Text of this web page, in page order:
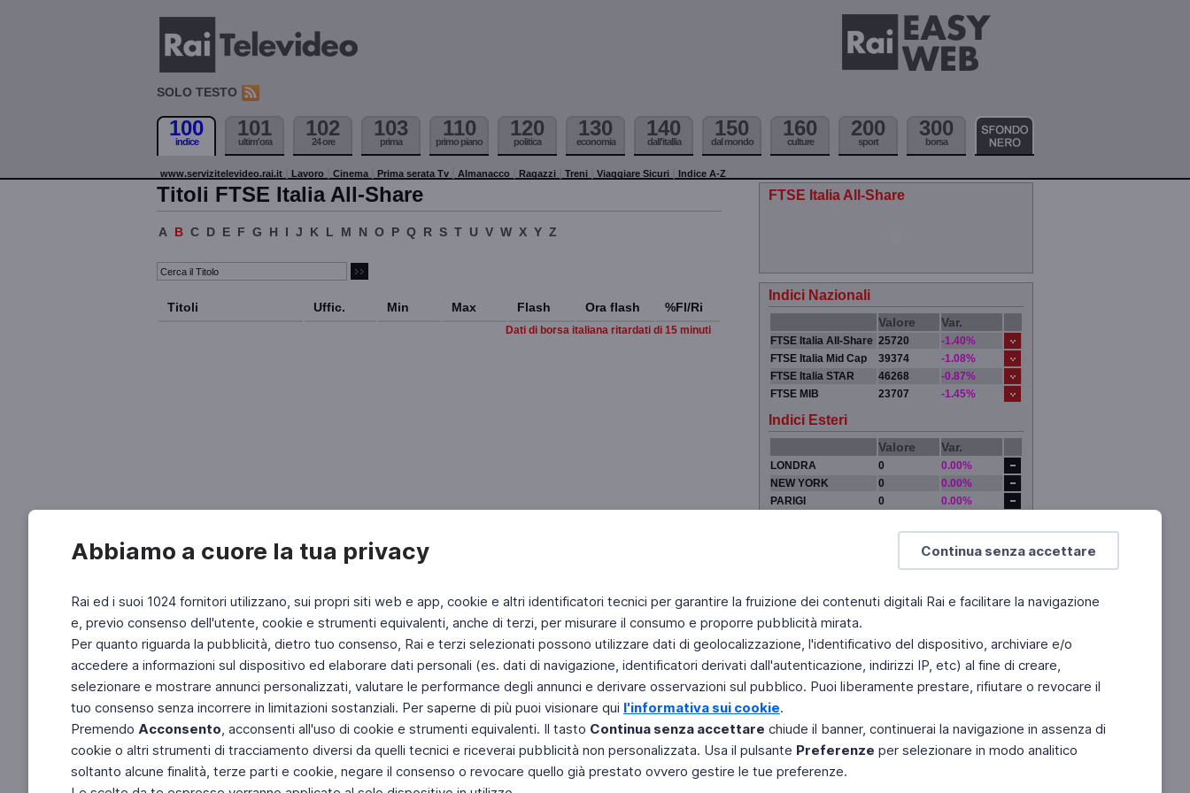
Continua senza accettare
Abbiamo a cuore la tua privacy
Rai ed i suoi 1024 fornitori utilizzano, sui propri siti web e app, cookie e altri identificatori tecnici per garantire la fruizione dei contenuti digitali Rai e facilitare la navigazione
e, previo consenso dell'utente, cookie e strumenti equivalenti, anche di terzi, per misurare il consumo e proporre pubblicità mirata.
Per quanto riguarda la pubblicità, dietro tuo consenso, Rai e terzi selezionati possono utilizzare dati di geolocalizzazione, l'identificativo del dispositivo, archiviare e/o
accedere a informazioni sul dispositivo ed elaborare dati personali (es. dati di navigazione, identificatori derivati dall'autenticazione, indirizzi IP, etc) al fine di creare,
selezionare e mostrare annunci personalizzati, valutare le performance degli annunci e derivare osservazioni sul pubblico. Puoi liberamente prestare, rifiutare o revocare il
tuo consenso senza incorrere in limitazioni sostanziali. Per saperne di più puoi visionare qui l'informativa sui cookie.
Premendo Acconsento, acconsenti all'uso di cookie e strumenti equivalenti. Il tasto Continua senza accettare chiude il banner, continuerai la navigazione in assenza di
cookie o altri strumenti di tracciamento diversi da quelli tecnici e riceverai pubblicità non personalizzata. Usa il pulsante Preferenze per selezionare in modo analitico
soltanto alcune finalità, terze parti e cookie, negare il consenso o revocare quello già prestato ovvero gestire le tue preferenze.
SOLO TESTO
100
indice
101
ultim'ora
102
24 ore
103
prima
110
primo piano
120
politica
130
economia
140
dall'itallia
150
dal mondo
160
culture
200
sport
300
borsa
www.servizitelevideo.rai.it Lavoro Cinema Prima serata Tv Almanacco Ragazzi Treni Viaggiare Sicuri Indice A-Z
Titoli FTSE Italia All-Share
A B C D E F G H I J K L M N O P Q R S T U V W X Y Z
Titoli Uffic. Min Max Flash Ora flash %Fl/Ri
Dati di borsa italiana ritardati di 15 minuti
FTSE Italia All-Share
Indici Nazionali
Valore Var.
FTSE Italia All-Share 25720
-1.40%
FTSE Italia Mid Cap
39374
-1.08%
FTSE Italia STAR
46268
-0.87%
FTSE MIB
23707 -1.45%
Indici Esteri
Valore Var.
LONDRA 0
0.00%
NEW YORK
0
0.00%
PARIGI
0
0.00%
Fai di Televideo la tua Home Page Chi Siamo
Copyright © 2011 Rai - Tutti i diritti riservati
Engineered by RAI - Reti e Piattaforme